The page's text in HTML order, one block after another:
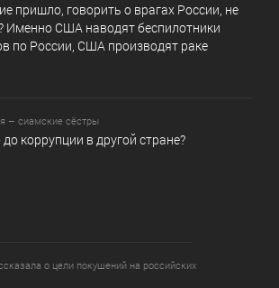
пришло, говорить о врагах России, не
США наводят беспилотники
по России, США производят раке
– сиамские сёстры
коррупции в другой стране?
о цели покушений на российских